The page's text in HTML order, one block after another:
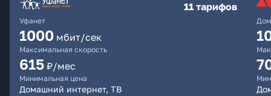
Уфанет
11 тарифов
1000 мбит/сек
Максимальная скорость
615 ₽/мес
Минимальная цена
Домашний интернет, ТВ